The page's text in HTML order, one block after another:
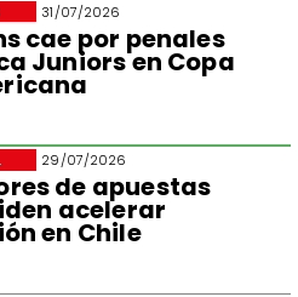
31/07/2026
cae por penales
Juniors en Copa
29/07/2026
de apuestas
acelerar
en Chile